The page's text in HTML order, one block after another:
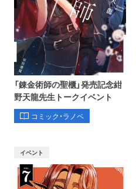
「錬金術師の聖櫃」発売記念紺
野天龍先生トークイベント
コミック・ラノベ
イベント